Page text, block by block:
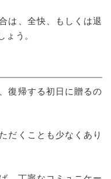
は、全快、もしくは退
ょう。
復帰する初日に贈るの
だくことも少なくあり